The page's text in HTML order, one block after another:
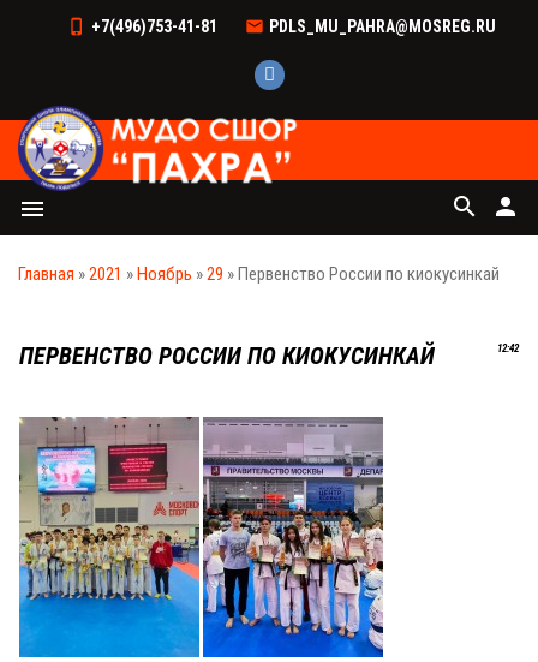
+7(496)753-41-81 PDLS_MU_PAHRA@MOSREG.RU
menu person
search
Главная »2021 »Ноябрь »29 » Первенство России по киокусинкай
12:42
ПЕРВЕНСТВО РОССИИ ПО КИОКУСИНКАЙ